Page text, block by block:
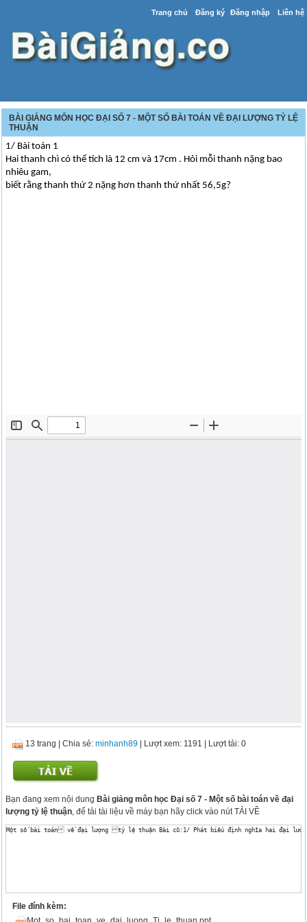
Trang chủ Đăng ký Đăng nhập Liên hệ
BÀI GIẢNG MÔN HỌC ĐẠI SỐ 7 - MỘT SỐ BÀI TOÁN VỀ ĐẠI LƯỢNG TỶ LỆ
THUẬN
1/ Bài toán 1
Hai thanh chì có thể tích là 12 cm và 17cm . Hỏi mỗi thanh nặng bao
nhiêu gam,
biết rằng thanh thứ 2 nặng hơn thanh thứ nhất 56,5g?
13 trang |Chia sẻ:minhanh89 | Lượt xem: 1191 | Lượt tải: 0
Bạn đang xem nội dungBài giảng môn học Đại số 7 - Một số bài toán về đại
lượng tỷ lệ thuận , để tải tài liệu về máy bạn hãy click vào nút TẢI VỀ
File đính kèm: